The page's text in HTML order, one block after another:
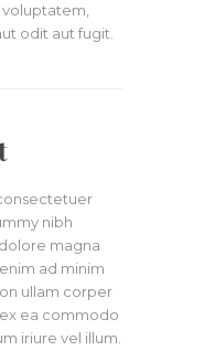
odit aut fugit.
nibh
magna
ad minim
ullam corper
ea commodo
iriure vel illum.